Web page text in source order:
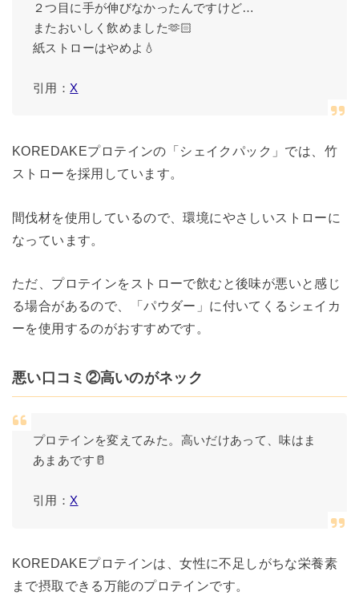
２つ目に手が伸びなかったんですけど…
またおいしく飲めました🫶🏻
紙ストローはやめよ💧
引用：X
KOREDAKEプロテインの「シェイクパック」では、竹
ストローを採用しています。
間伐材を使用しているので、環境にやさしいストローに
なっています。
ただ、プロテインをストローで飲むと後味が悪いと感じ
る場合があるので、「パウダー」に付いてくるシェイカ
ーを使用するのがおすすめです。
悪い口コミ②高いのがネック
プロテインを変えてみた。高いだけあって、味はま
あまあです🥛
引用：X
KOREDAKEプロテインは、女性に不足しがちな栄養素
まで摂取できる万能のプロテインです。